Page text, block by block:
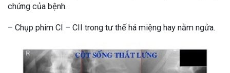
chứng của bệnh.
– Chụp phim CI – CII trong tư thế há miệng hay nằm ngửa.